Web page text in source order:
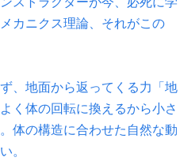
カニクス理論、それがこの
、地面から返ってくる力「地
く体の回転に換えるから小さ
体の構造に合わせた自然な動
。